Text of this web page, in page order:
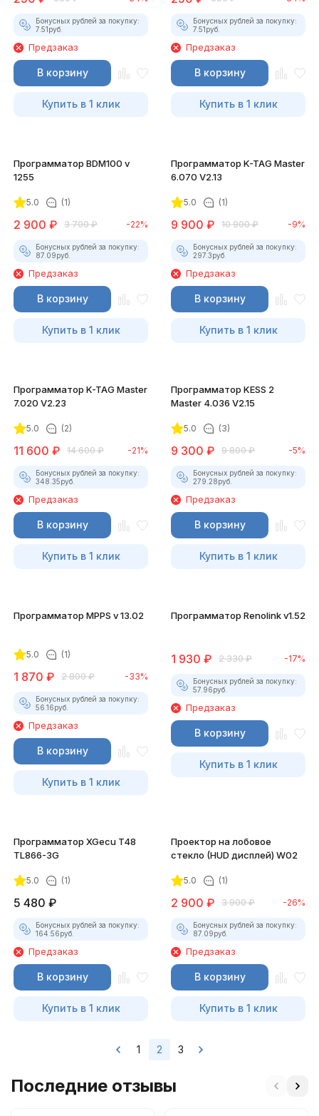
Бонусных рублей за покупку:
7.51руб.
Предзаказ
В корзину
Купить в 1 клик
Бонусных рублей за покупку:
7.51руб.
Предзаказ
В корзину
Купить в 1 клик
Программатор BDM100 v
1255
5.0 (1)
2 900 ₽ 3 700 ₽ -22%
Бонусных рублей за покупку:
87.09руб.
Предзаказ
В корзину
Купить в 1 клик
Программатор K-TAG Master
6.070 V2.13
5.0 (1)
9 900 ₽ 10 900 ₽ -9%
Бонусных рублей за покупку:
297.3руб.
Предзаказ
В корзину
Купить в 1 клик
Программатор K-TAG Master
7.020 V2.23
5.0 (2)
11 600 ₽ 14 600 ₽ -21%
Бонусных рублей за покупку:
348.35руб.
Предзаказ
В корзину
Купить в 1 клик
Программатор KESS 2
Master 4.036 V2.15
5.0 (3)
9 300 ₽ 9 800 ₽ -5%
Бонусных рублей за покупку:
279.28руб.
Предзаказ
В корзину
Купить в 1 клик
Программатор MPPS v 13.02
5.0 (1)
1 870 ₽ 2 800 ₽ -33%
Бонусных рублей за покупку:
56.16руб.
Предзаказ
В корзину
Купить в 1 клик
Программатор Renolink v1.52
1 930 ₽ 2 330 ₽ -17%
Бонусных рублей за покупку:
57.96руб.
Предзаказ
В корзину
Купить в 1 клик
Программатор XGecu T48
TL866-3G
5.0 (1)
5 480 ₽
Бонусных рублей за покупку:
164.56руб.
Предзаказ
В корзину
Купить в 1 клик
Проектор на лобовое
стекло (HUD дисплей) W02
5.0 (1)
2 900 ₽ 3 900 ₽ -26%
Бонусных рублей за покупку:
87.09руб.
Предзаказ
В корзину
Купить в 1 клик
1 2 3
Последние отзывы